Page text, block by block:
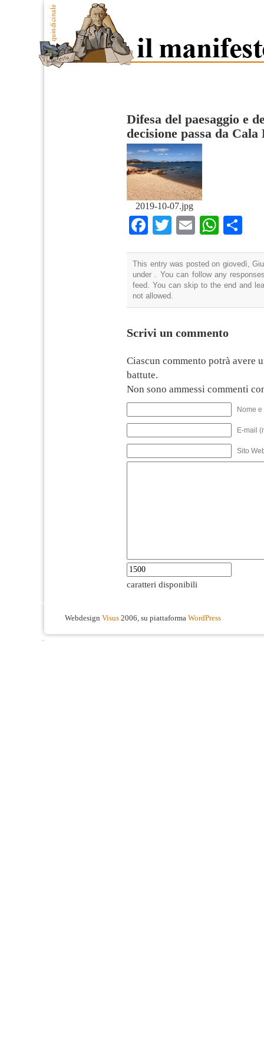
Difesa del paesaggio e
decisione passa da Cala
2019-10-07.jpg
Facebook
TwitterEmail
This entry was posted on giovedì,
under . You can follow any
feed. You can skip to the end and
not allowed.
Scrivi un commento
Ciascun commento potrà avere
battute.
Non sono ammessi commenti
Nome
E-mail
Sito
caratteri disponibili
Webdesign Visus 2006, su piattaforma WordPress